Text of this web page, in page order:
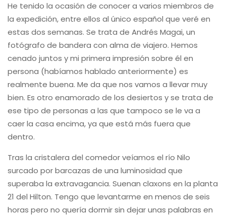
He tenido la ocasión de conocer a varios miembros de
la expedición, entre ellos al único español que veré en
estas dos semanas. Se trata de Andrés Magai, un
fotógrafo de bandera con alma de viajero. Hemos
cenado juntos y mi primera impresión sobre él en
persona (habíamos hablado anteriormente) es
realmente buena. Me da que nos vamos a llevar muy
bien. Es otro enamorado de los desiertos y se trata de
ese tipo de personas a las que tampoco se le va a
caer la casa encima, ya que está más fuera que
dentro.
Tras la cristalera del comedor veíamos el río Nilo
surcado por barcazas de una luminosidad que
superaba la extravagancia. Suenan claxons en la planta
21 del Hilton. Tengo que levantarme en menos de seis
horas pero no quería dormir sin dejar unas palabras en